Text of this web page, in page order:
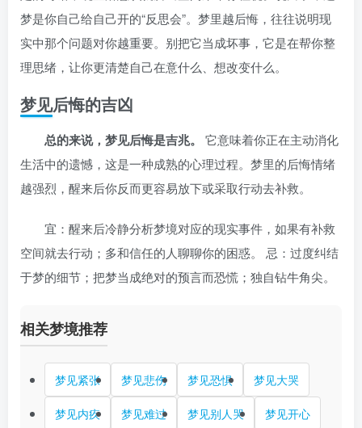
梦是你自己给自己开的“反思会”。梦里越后悔，往往说明现
实中那个问题对你越重要。别把它当成坏事，它是在帮你整
理思绪，让你更清楚自己在意什么、想改变什么。
梦见后悔的吉凶
总的来说，梦见后悔是吉兆。
它意味着你正在主动消化
生活中的遗憾，这是一种成熟的心理过程。梦里的后悔情绪
越强烈，醒来后你反而更容易放下或采取行动去补救。
宜：醒来后冷静分析梦境对应的现实事件，如果有补救
空间就去行动；多和信任的人聊聊你的困惑。 忌：过度纠结
于梦的细节；把梦当成绝对的预言而恐慌；独自钻牛角尖。
相关梦境推荐
梦见紧张 梦见悲伤 梦见恐惧 梦见大哭
梦见内疚 梦见难过 梦见别人哭 梦见开心